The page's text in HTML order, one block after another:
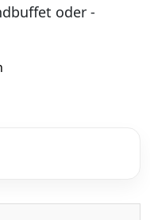
oder -